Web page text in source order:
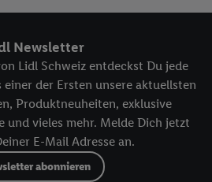
Newsletter
Lidl Schweiz entdeckst Du jede
einer der Ersten unsere aktuellsten
Produktneuheiten, exklusive
und vieles mehr. Melde Dich jetzt
E-Mail Adresse an.
abonnieren